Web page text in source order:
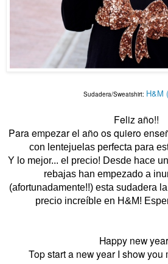
Sudadera/Sweatshirt: H&M
Feliz año!!
Para empezar el año os quiero
con lentejuelas perfecta para
Y lo mejor... el precio! Desde hace
rebajas han empezado a
(afortunadamente!!) esta sudadera
precio increíble en H&M!
Happy new
Top start a new year I show you